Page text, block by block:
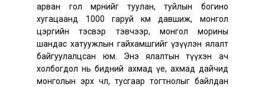
арван гол мөрнийг туулан, туйлын богино
хугацаанд 1000 гаруй км давшиж, монгол
цэргийн тэсвэр тэвчээр, монгол морины
шандас хатуужлын гайхамшгийг үзүүлэн ялалт
байгуулалцсан юм. Энэ ялалтын түүхэн ач
холбогдол нь бидний ахмад үе, ахмад дайчид
монголын эрх чөлөө, тусгаар тогтнолыг байлдан